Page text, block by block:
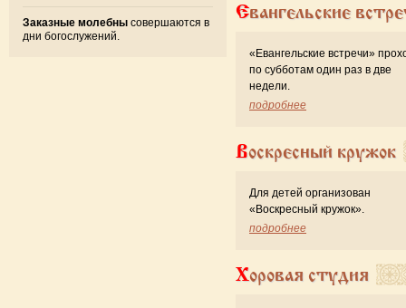
Заказные молебны совершаются в
дни богослужений.
Евангельские
«Евангельские встречи»
по субботам один раз в две
недели.
подробнее
Воскресный кружок
Для детей организован
«Воскресный кружок».
подробнее
Хоровая студия